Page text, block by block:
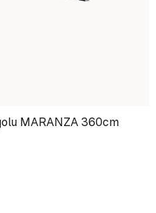
MARANZA 360cm